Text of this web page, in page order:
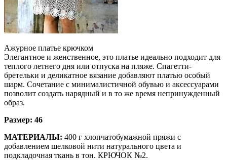
Ажурное платье крючком
Элегантное и женственное, это платье идеально подходит для
теплого летнего дня или отпуска на пляже. Спагетти-
бретельки и деликатное вязание добавляют платью особый
шарм. Сочетание с минималистичной обувью и аксессуарами
позволит создать нарядный и в то же время непринужденный
образ.
Размер: 46
МАТЕРИАЛЫ: 400 г хлопчатобумажной пряжи с
добавлением шелковой нити натурального цвета и
подкладочная ткань в тон. КРЮЧОК №2.